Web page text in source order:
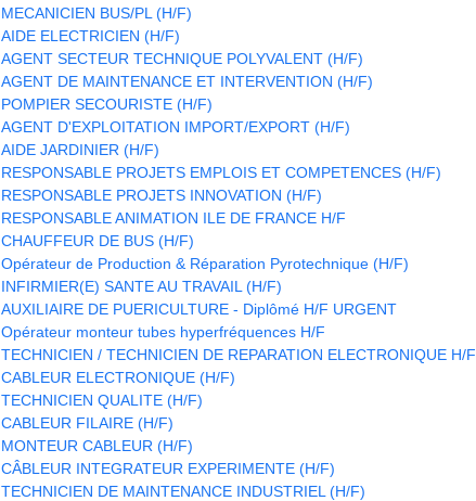
MECANICIEN BUS/PL (H/F)
AIDE ELECTRICIEN (H/F)
AGENT SECTEUR TECHNIQUE POLYVALENT (H/F)
AGENT DE MAINTENANCE ET INTERVENTION (H/F)
POMPIER SECOURISTE (H/F)
AGENT D'EXPLOITATION IMPORT/EXPORT (H/F)
AIDE JARDINIER (H/F)
RESPONSABLE PROJETS EMPLOIS ET COMPETENCES (H/F)
RESPONSABLE PROJETS INNOVATION (H/F)
RESPONSABLE ANIMATION ILE DE FRANCE H/F
CHAUFFEUR DE BUS (H/F)
Opérateur de Production & Réparation Pyrotechnique (H/F)
INFIRMIER(E) SANTE AU TRAVAIL (H/F)
AUXILIAIRE DE PUERICULTURE - Diplômé H/F URGENT
Opérateur monteur tubes hyperfréquences H/F
TECHNICIEN / TECHNICIEN DE REPARATION ELECTRONIQUE H/F
CABLEUR ELECTRONIQUE (H/F)
TECHNICIEN QUALITE (H/F)
CABLEUR FILAIRE (H/F)
MONTEUR CABLEUR (H/F)
CÂBLEUR INTEGRATEUR EXPERIMENTE (H/F)
TECHNICIEN DE MAINTENANCE INDUSTRIEL (H/F)